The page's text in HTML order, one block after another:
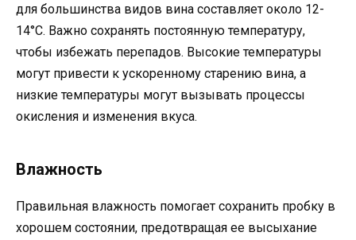
для большинства видов вина составляет около 12-
14°C. Важно сохранять постоянную температуру,
чтобы избежать перепадов. Высокие температуры
могут привести к ускоренному старению вина, а
низкие температуры могут вызывать процессы
окисления и изменения вкуса.
Влажность
Правильная влажность помогает сохранить пробку в
хорошем состоянии, предотвращая ее высыхание